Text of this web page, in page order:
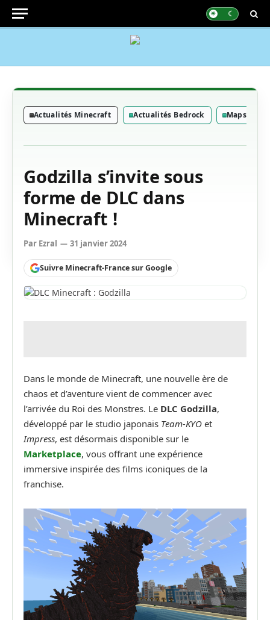
Actualités Minecraft Actualités Bedrock Maps
Godzilla s’invite sous
forme de DLC dans
Minecraft !
Par Ezral 31 janvier 2024
Suivre Minecraft-France sur Google
Dans le monde de Minecraft, une nouvelle ère de
chaos et d’aventure vient de commencer avec
l’arrivée du Roi des Monstres. Le DLC Godzilla,
développé par le studio japonais Team-KYO et
Impress, est désormais disponible sur le
Marketplace, vous offrant une expérience
immersive inspirée des films iconiques de la
franchise.